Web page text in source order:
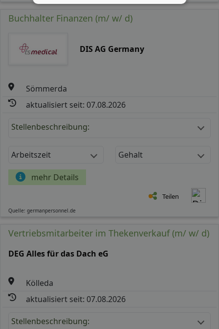
Buchhalter Finanzen (m/ w/ d)
DIS AG Germany
Sömmerda
aktualisiert seit: 07.08.2026
Stellenbeschreibung:
Arbeitszeit Gehalt
mehr Details
Teilen
Quelle: germanpersonnel.de
Vertriebsmitarbeiter im Thekenverkauf (m/ w/ d)
DEG Alles für das Dach eG
Kölleda
aktualisiert seit: 07.08.2026
Stellenbeschreibung: